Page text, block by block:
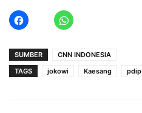
SUMBER
CNN INDONESIA
TAGS
jokowi Kaesang pdip